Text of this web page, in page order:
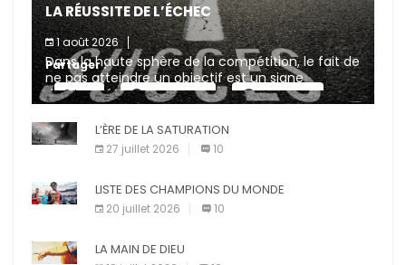
LA RÉUSSITE DE L’ÉCHEC
1 août 2026
Dans la haute sphère de la compétition, le fait de
ne pas atteindre un objectif est un signe
d’incompétence et une source de sanctions
diverses (avertissement, […]
Partager :
X Facebook Pinterest
E-mail Imprimer
L’ÈRE DE LA SATURATION
27 juillet 2026 10
LISTE DES CHAMPIONS DU MONDE
20 juillet 2026 10
LA MAIN DE DIEU